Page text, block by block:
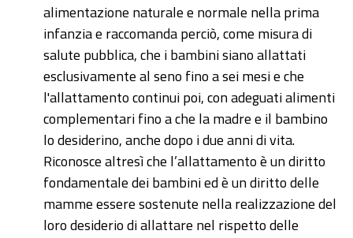
alimentazione naturale e normale nella prima
infanzia e raccomanda perciò, come misura di
salute pubblica, che i bambini siano allattati
esclusivamente al seno fino a sei mesi e che
l'allattamento continui poi, con adeguati alimenti
complementari fino a che la madre e il bambino
lo desiderino, anche dopo i due anni di vita.
Riconosce altresì che l’allattamento è un diritto
fondamentale dei bambini ed è un diritto delle
mamme essere sostenute nella realizzazione del
loro desiderio di allattare nel rispetto delle